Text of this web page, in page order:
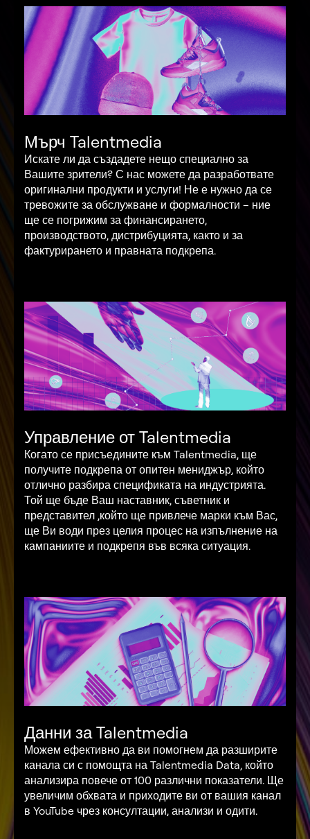
Мърч Talentmedia
Искате ли да създадете нещо специално за
Вашите зрители? С нас можете да разработвате
оригинални продукти и услуги! Не е нужно да се
тревожите за обслужване и формалности – ние
ще се погрижим за финансирането,
производството, дистрибуцията, както и за
фактурирането и правната подкрепа.
Управление от Talentmedia
Когато се присъедините към Talentmedia, ще
получите подкрепа от опитен мениджър, който
отлично разбира спецификата на индустрията.
Той ще бъде Ваш наставник, съветник и
представител ,който ще привлече марки към Вас,
ще Ви води през целия процес на изпълнение на
кампаниите и подкрепя във всяка ситуация.
Данни за Talentmedia
Можем ефективно да ви помогнем да разширите
канала си с помощта на Talentmedia Data, който
анализира повече от 100 различни показатели. Ще
увеличим обхвата и приходите ви от вашия канал
в YouTube чрез консултации, анализи и одити.